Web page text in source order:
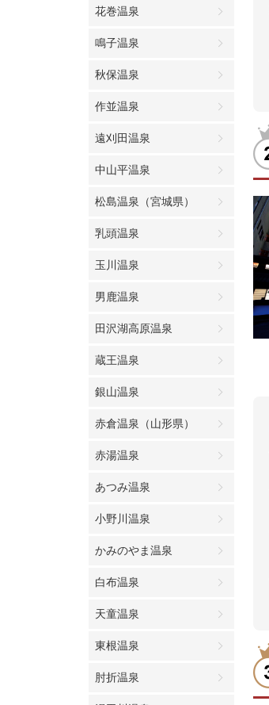
花巻温泉
鳴子温泉
秋保温泉
作並温泉
遠刈田温泉
中山平温泉
松島温泉（宮城県）
乳頭温泉
玉川温泉
男鹿温泉
田沢湖高原温泉
蔵王温泉
銀山温泉
赤倉温泉（山形県）
赤湯温泉
あつみ温泉
小野川温泉
かみのやま温泉
白布温泉
天童温泉
東根温泉
肘折温泉